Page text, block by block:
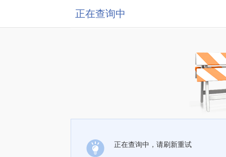
正在查询中
正在查询中，请刷新重试